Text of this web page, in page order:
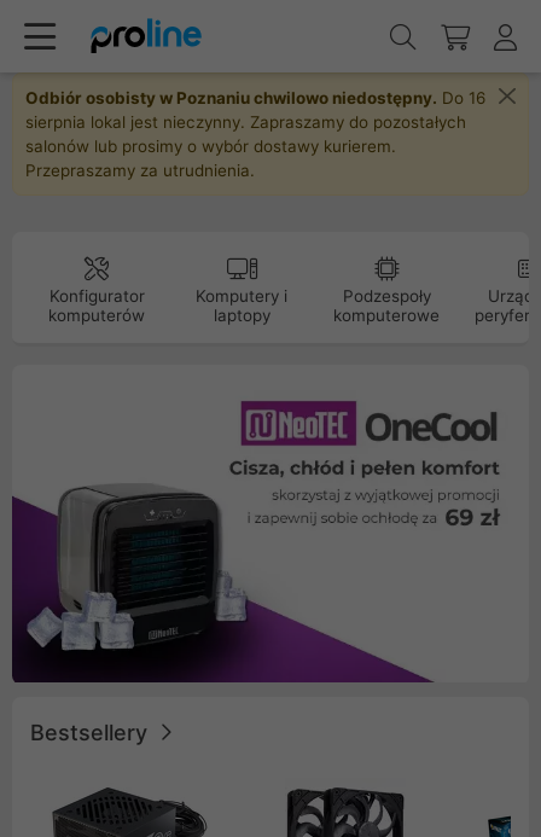
Odbiór osobisty w Poznaniu chwilowo niedostępny. Do 16
sierpnia lokal jest nieczynny. Zapraszamy do pozostałych
salonów lub prosimy o wybór dostawy kurierem.
Przepraszamy za utrudnienia.
Konfigurator
komputerów
Komputery i
laptopy
Podzespoły
komputerowe
Bestsellery